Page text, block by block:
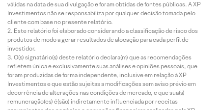
válidas na data de sua divulgação e foram obtidas de fontes públicas. A XP
Investimentos não se responsabiliza por qualquer decisão tomada pelo
cliente com base no presente relatório.
Este relatório foi elaborado considerando a classificação de risco dos
produtos de modo a gerar resultados de alocação para cada perfil de
investidor.
O(s) signatário(s) deste relatório declara(m) que as recomendações
refletem única e exclusivamente suas análises e opiniões pessoais, que
foram produzidas de forma independente, inclusive em relação à XP
Investimentos e que estão sujeitas a modificações sem aviso prévio em
decorrência de alterações nas condições de mercado, e que sua(s)
remuneração(es) é(são) indiretamente influenciada por receitas